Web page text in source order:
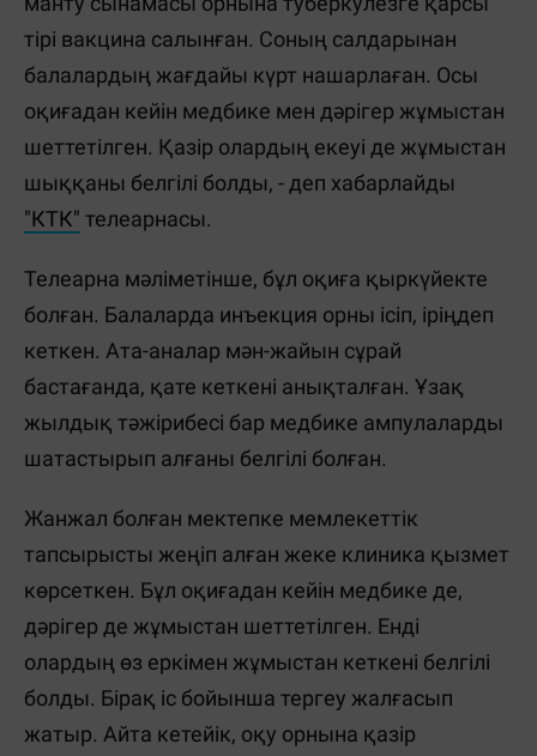
тірі вакцина салынған. Соның салдарынан
балалардың жағдайы күрт нашарлаған. Осы
оқиғадан кейін медбике мен дәрігер жұмыстан
шеттетілген. Қазір олардың екеуі де жұмыстан
шыққаны белгілі болды, - деп хабарлайды
"КТК" телеарнасы.
Телеарна мәліметінше, бұл оқиға қыркүйекте
болған. Балаларда инъекция орны ісіп, іріңдеп
кеткен. Ата-аналар мән-жайын сұрай
бастағанда, қате кеткені анықталған. Ұзақ
жылдық тәжірибесі бар медбике ампулаларды
шатастырып алғаны белгілі болған.
Жанжал болған мектепке мемлекеттік
тапсырысты жеңіп алған жеке клиника қызмет
көрсеткен. Бұл оқиғадан кейін медбике де,
дәрігер де жұмыстан шеттетілген. Енді
олардың өз еркімен жұмыстан кеткені белгілі
болды. Бірақ іс бойынша тергеу жалғасып
жатыр. Айта кетейік, оқу орнына қазір